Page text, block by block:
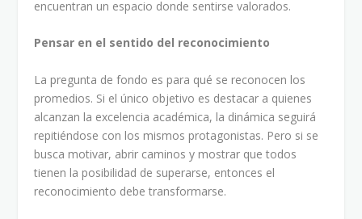
encuentran un espacio donde sentirse valorados.
Pensar en el sentido del reconocimiento
La pregunta de fondo es para qué se reconocen los
promedios. Si el único objetivo es destacar a quienes
alcanzan la excelencia académica, la dinámica seguirá
repitiéndose con los mismos protagonistas. Pero si se
busca motivar, abrir caminos y mostrar que todos
tienen la posibilidad de superarse, entonces el
reconocimiento debe transformarse.